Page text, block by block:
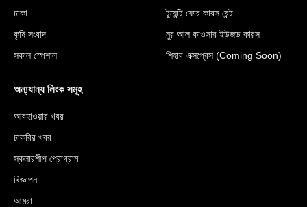
ঢাকা
কৃষি সংবাদ
সকাল স্পেশাল
টুয়েন্টি ফোর কারস রেন্ট
নুর আল কাওসার ইউজড কারস
শিহাব এক্সপ্রেস (Coming Soon)
অন্য্যান্য লিংক সমূহ
আবহাওয়ার খবর
চাকরির খবর
স্কলারশীপ প্রোগ্রাম
বিজ্ঞাপন
আমরা